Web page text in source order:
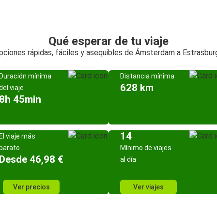
Qué esperar de tu viaje
rápidas, fáciles y asequibles de Ámsterdam a
mínima
viaje
45min
Distancia mínima
628 km
viaje más
46,98 €
Ver precios
14
Mínimo de viajes
al día
Ver viajes